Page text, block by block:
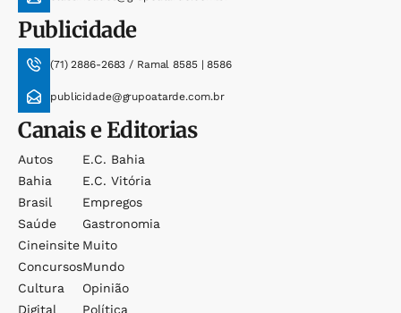
Publicidade
(71) 2886-2683 / Ramal 8585 | 8586
publicidade@grupoatarde.com.br
Canais e Editorias
Autos
Bahia
Brasil
Saúde
Cineinsite
Concursos
Cultura
Digital
E.c. Bahia
E.c. Vitória
Empregos
Gastronomia
Muito
Mundo
Opinião
Política